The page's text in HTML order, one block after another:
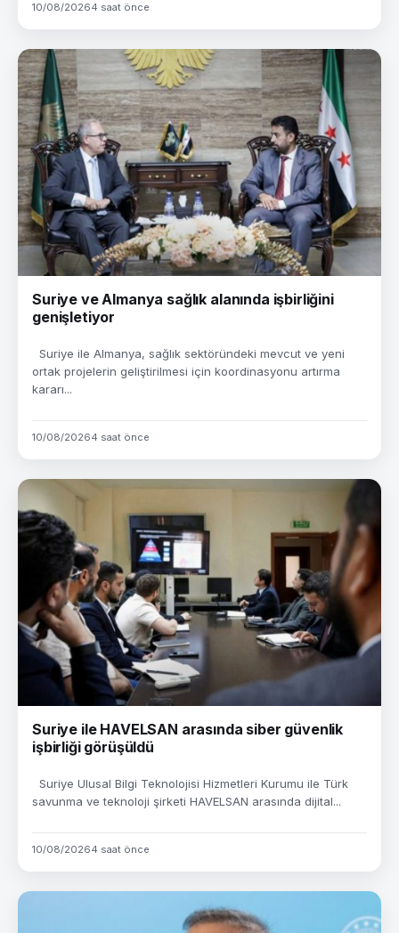
10/08/20264 saat önce
Suriye ve Almanya sağlık alanında işbirliğini
genişletiyor
Suriye ile Almanya, sağlık sektöründeki mevcut ve yeni
ortak projelerin geliştirilmesi için koordinasyonu artırma
kararı...
10/08/20264 saat önce
Suriye ile HAVELSAN arasında siber güvenlik
işbirliği görüşüldü
Suriye Ulusal Bilgi Teknolojisi Hizmetleri Kurumu ile Türk
savunma ve teknoloji şirketi HAVELSAN arasında dijital...
10/08/20264 saat önce